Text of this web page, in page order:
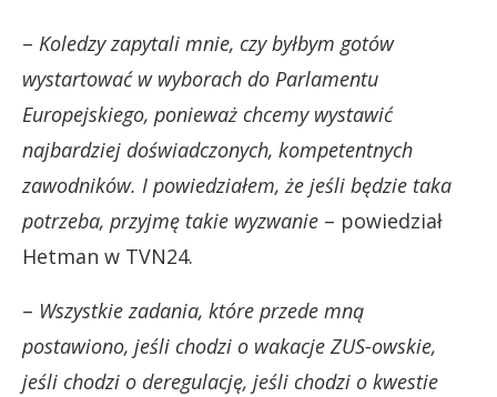
– Koledzy zapytali mnie, czy byłbym gotów
wystartować w wyborach do Parlamentu
Europejskiego, ponieważ chcemy wystawić
najbardziej doświadczonych, kompetentnych
zawodników. I powiedziałem, że jeśli będzie taka
potrzeba, przyjmę takie wyzwanie – powiedział
Hetman w TVN24.
– Wszystkie zadania, które przede mną
postawiono, jeśli chodzi o wakacje ZUS-owskie,
jeśli chodzi o deregulację, jeśli chodzi o kwestie